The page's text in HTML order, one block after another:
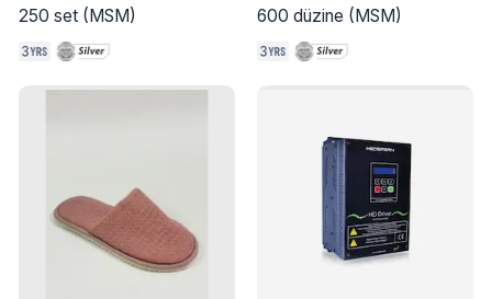
250 set(MSM) 600 düzine (MSM)